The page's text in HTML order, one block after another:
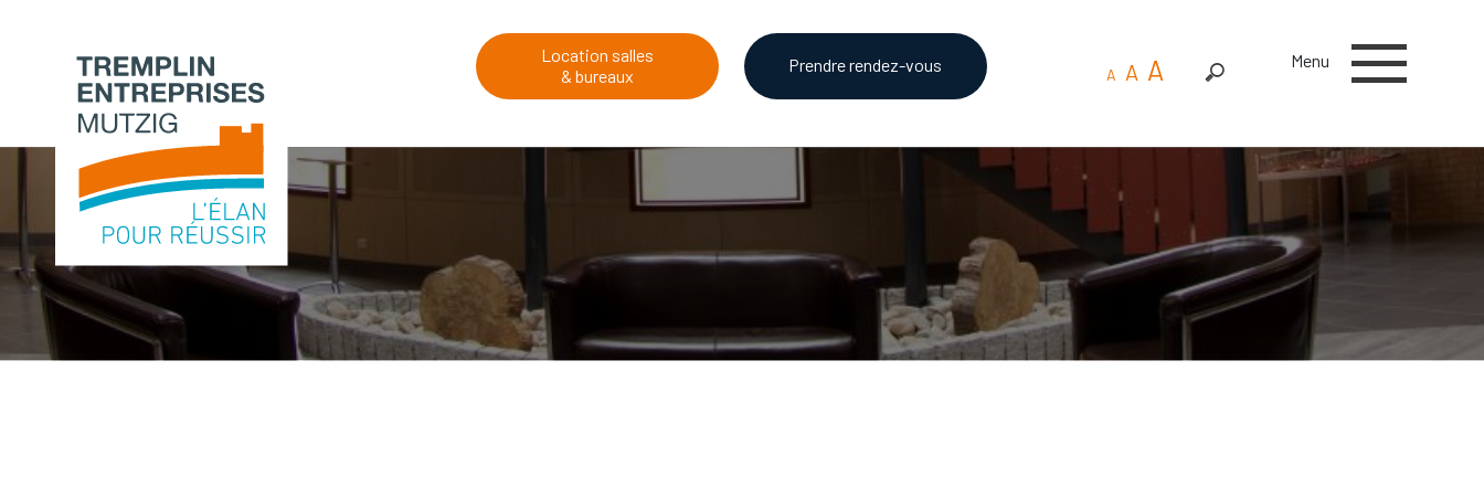
Location salles
& bureaux
Prendre rendez-vous A A A Menu